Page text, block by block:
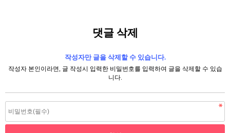
댓글 삭제
작성자만 글을 삭제할 수 있습니다.
작성자 본인이라면, 글 작성시 입력한 비밀번호를 입력하여 글을 삭제할 수 있습
니다.